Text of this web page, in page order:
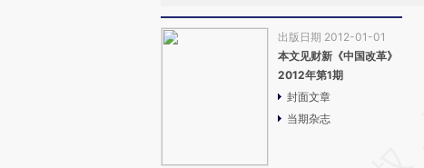
出版日期 2012-01-01
本文见财新《中国改革》
2012年第1期
封面文章
当期杂志